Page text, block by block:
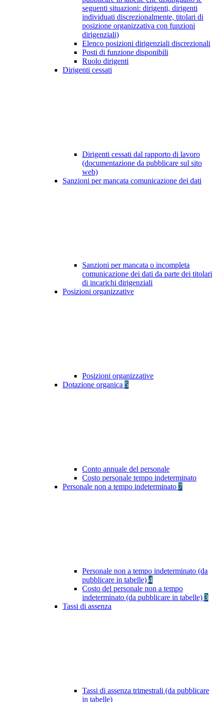
seguenti situazioni: dirigenti, dirigenti
individuati discrezionalmente, titolari di
posizione organizzativa con funzioni
dirigenziali)
Elenco posizioni dirigenziali discrezionali
Posti di funzione disponibili
Ruolo dirigenti
Dirigenti cessati
Dirigenti cessati dal rapporto di lavoro
(documentazione da pubblicare sul sito
web)
Sanzioni per mancata comunicazione dei dati
Sanzioni per mancata o incompleta
comunicazione dei dati da parte dei titolari
di incarichi dirigenziali
Posizioni organizzative
Posizioni organizzative
Dotazione organica 5
Conto annuale del personale
Costo personale tempo indeterminato
Personale non a tempo indeterminato 7
Personale non a tempo indeterminato (da
pubblicare in tabelle) 4
Costo del personale non a tempo
indeterminato (da pubblicare in tabelle) 3
Tassi di assenza
Tassi di assenza trimestrali (da pubblicare
in tabelle)